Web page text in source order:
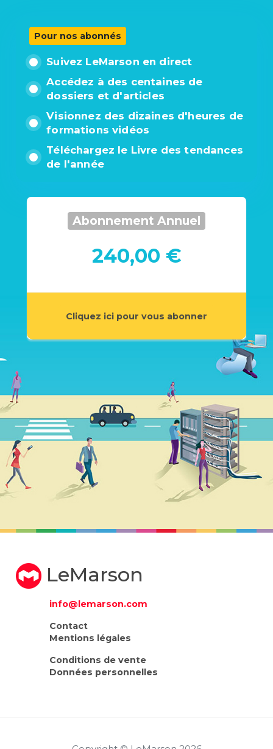
Pour nos abonnés
Suivez LeMarson en direct
Accédez à des centaines de
dossiers et d'articles
Visionnez des dizaines d'heures de
formations vidéos
Téléchargez le Livre des tendances
de l'année
Abonnement Annuel
240,00 €
Cliquez ici pour vous abonner
LeMarson
info@lemarson.com
Contact
Mentions légales
Conditions de vente
Données personnelles